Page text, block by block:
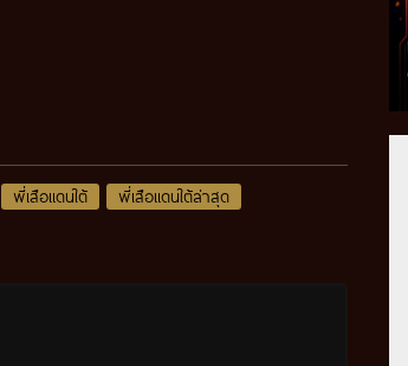
พี่เสือแดนใต้
พี่เสือแดนใต้ล่าสุด